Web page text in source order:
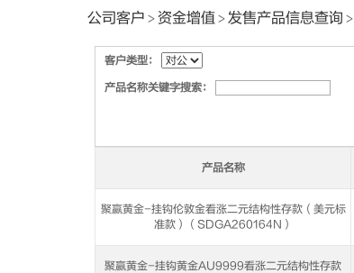
公司客户 > 资金增值 > 发售产品信息查询 >
客户类型：
产品名称关键字搜索：
产品名称
聚赢黄金-挂钩伦敦金看涨二元结构性存款（美元标
准款）（SDGA260164N）
聚赢黄金-挂钩黄金AU9999看涨二元结构性存款